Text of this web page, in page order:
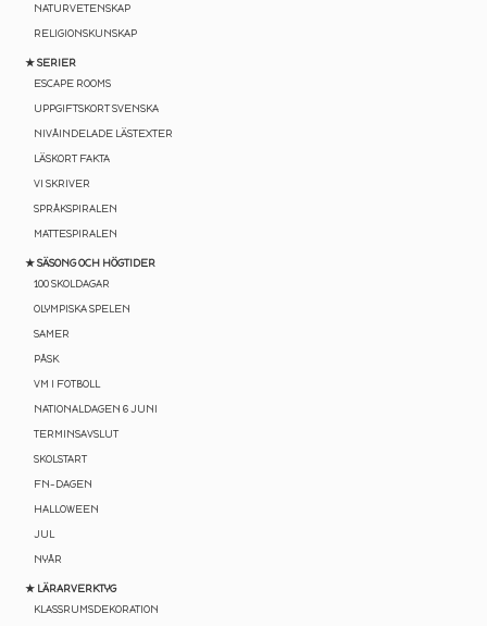
NATURVETENSKAP
RELIGIONSKUNSKAP
★ SERIER
ESCAPE ROOMS
UPPGIFTSKORT SVENSKA
NIVÅINDELADE LÄSTEXTER
LÄSKORT FAKTA
VI SKRIVER
SPRÅKSPIRALEN
MATTESPIRALEN
★ SÄSONG OCH HÖGTIDER
100 SKOLDAGAR
OLYMPISKA SPELEN
SAMER
PÅSK
VM I FOTBOLL
NATIONALDAGEN 6 JUNI
TERMINSAVSLUT
SKOLSTART
FN-DAGEN
HALLOWEEN
JUL
NYÅR
★ LÄRARVERKTYG
KLASSRUMSDEKORATION
💛 Få ett gratis
lärspel (värde 95 kr)
inkorgen